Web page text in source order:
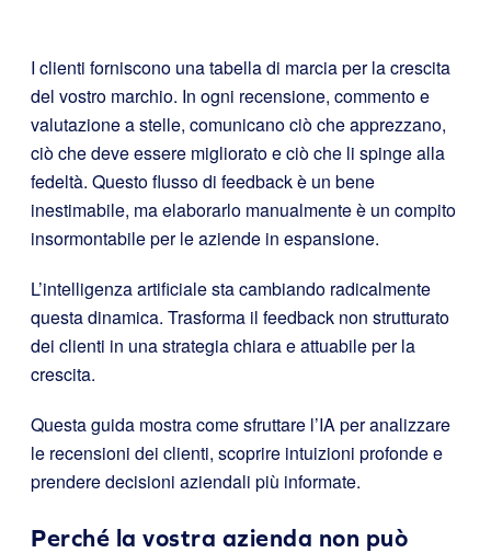
I clienti forniscono una tabella di marcia per la crescita
del vostro marchio. In ogni recensione, commento e
valutazione a stelle, comunicano ciò che apprezzano,
ciò che deve essere migliorato e ciò che li spinge alla
fedeltà. Questo flusso di feedback è un bene
inestimabile, ma elaborarlo manualmente è un compito
insormontabile per le aziende in espansione.
L’intelligenza artificiale sta cambiando radicalmente
questa dinamica. Trasforma il feedback non strutturato
dei clienti in una strategia chiara e attuabile per la
crescita.
Questa guida mostra come sfruttare l’IA per analizzare
le recensioni dei clienti, scoprire intuizioni profonde e
prendere decisioni aziendali più informate.
Perché la vostra azienda non può